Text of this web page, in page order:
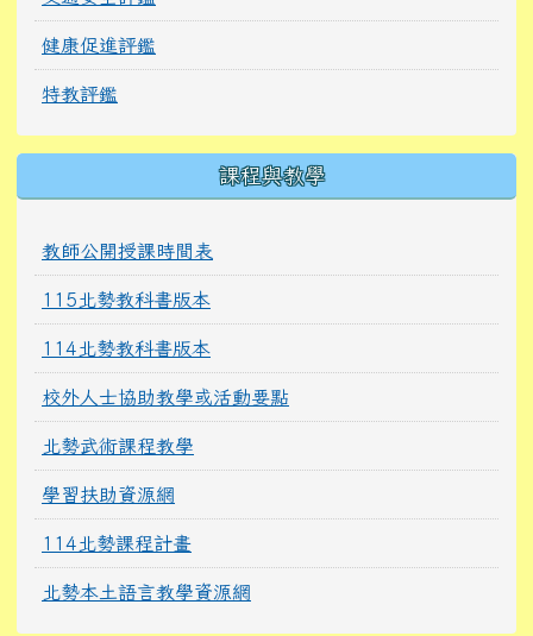
健康促進評鑑
特教評鑑
課程與教學
教師公開授課時間表
115北勢教科書版本
114北勢教科書版本
校外人士協助教學或活動要點
北勢武術課程教學
學習扶助資源網
114北勢課程計畫
北勢本土語言教學資源網